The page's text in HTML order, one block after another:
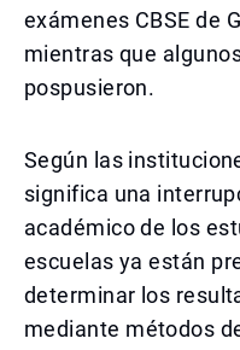
exámenes CBSE de
mientras que
pospusieron.
Según las
significa una
académico de los
escuelas ya están
determinar los
mediante métodos